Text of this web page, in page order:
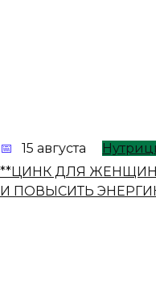
15 августа
**ЦИНК ДЛЯ
И ПОВЫСИТЬ